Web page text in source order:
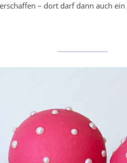
– dort darf dann auch ein